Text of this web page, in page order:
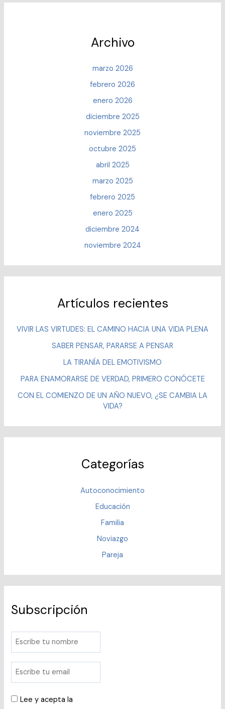
Archivo
marzo 2026
febrero 2026
enero 2026
diciembre 2025
noviembre 2025
octubre 2025
abril 2025
marzo 2025
febrero 2025
enero 2025
diciembre 2024
noviembre 2024
Artículos recientes
VIVIR LAS VIRTUDES: EL CAMINO HACIA UNA VIDA PLENA
SABER PENSAR, PARARSE A PENSAR
LA TIRANÍA DEL EMOTIVISMO
PARA ENAMORARSE DE VERDAD, PRIMERO CONÓCETE
CON EL COMIENZO DE UN AÑO NUEVO, ¿SE CAMBIA LA
VIDA?
Categorías
Autoconocimiento
Educación
Familia
Noviazgo
Pareja
Subscripción
Lee y acepta la